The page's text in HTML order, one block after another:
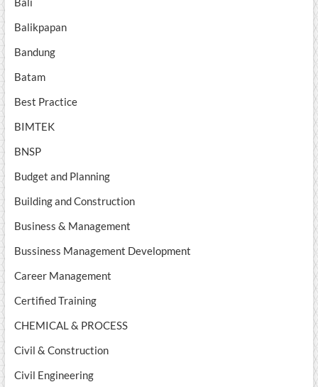
Balikpapan
Bandung
Batam
Best Practice
BIMTEK
BNSP
Budget and Planning
Building and Construction
Business & Management
Bussiness Management Development
Career Management
Certified Training
CHEMICAL & PROCESS
Civil & Construction
Civil Engineering